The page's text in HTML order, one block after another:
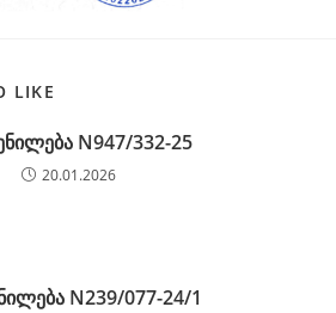
LIKE
N947/332-25
20.01.2026
N239/077-24/1